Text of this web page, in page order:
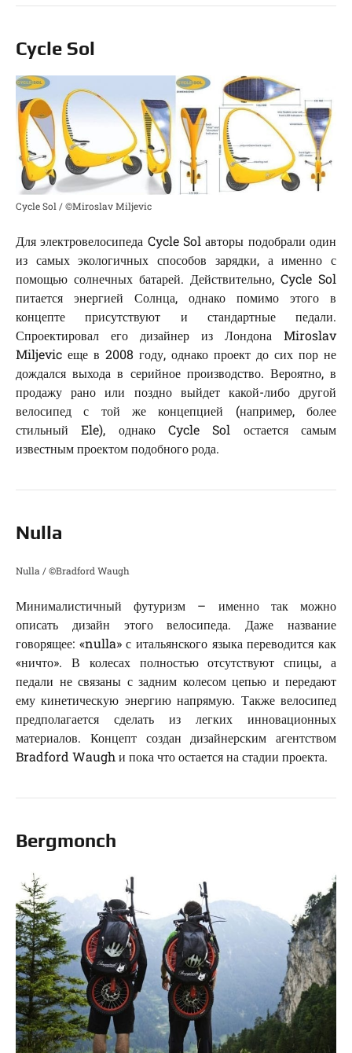
Cycle Sol
Cycle Sol / ©Miroslav Miljevic
Для электровелосипеда Cycle Sol авторы подобрали один
из самых экологичных способов зарядки, а именно с
помощью солнечных батарей. Действительно, Cycle Sol
питается энергией Солнца, однако помимо этого в
концепте присутствуют и стандартные педали.
Спроектировал его дизайнер из Лондона Miroslav
Miljevic еще в 2008 году, однако проект до сих пор не
дождался выхода в серийное производство. Вероятно, в
продажу рано или поздно выйдет какой-либо другой
велосипед с той же концепцией (например, более
стильный Ele), однако Cycle Sol остается самым
известным проектом подобного рода.
Nulla
Nulla / ©Bradford Waugh
Минималистичный футуризм – именно так можно
описать дизайн этого велосипеда. Даже название
говорящее: «nulla» с итальянского языка переводится как
«ничто». В колесах полностью отсутствуют спицы, а
педали не связаны с задним колесом цепью и передают
ему кинетическую энергию напрямую. Также велосипед
предполагается сделать из легких инновационных
материалов. Концепт создан дизайнерским агентством
Bradford Waugh и пока что остается на стадии проекта.
Bergmonch